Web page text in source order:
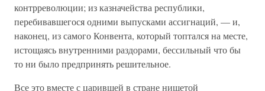
контрреволюции; из казначейства республики,
перебивавшегося одними выпусками ассигнаций, — и,
наконец, из самого Конвента, который топтался на месте,
истощаясь внутренними раздорами, бессильный что бы
то ни было предпринять решительное.
Все это вместе с царившей в стране нищетой